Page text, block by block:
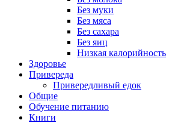
Без муки
Без мяса
Без сахара
Без яиц
Низкая калорийность
Здоровье
Привереда
Привередливый едок
Общие
Обучение питанию
Книги